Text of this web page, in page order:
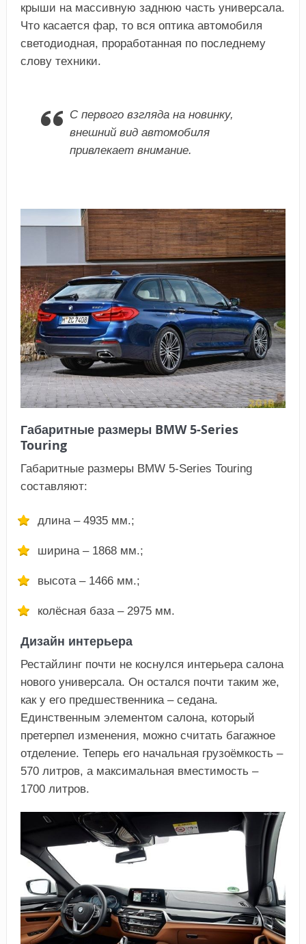
крыши на массивную заднюю часть универсала.
Что касается фар, то вся оптика автомобиля
светодиодная, проработанная по последнему
слову техники.
С первого взгляда на новинку,
внешний вид автомобиля
привлекает внимание.
Габаритные размеры BMW 5-Series
Touring
Габаритные размеры BMW 5-Series Touring
составляют:
длина – 4935 мм.;
ширина – 1868 мм.;
высота – 1466 мм.;
колёсная база – 2975 мм.
Дизайн интерьера
Рестайлинг почти не коснулся интерьера салона
нового универсала. Он остался почти таким же,
как у его предшественника – седана.
Единственным элементом салона, который
претерпел изменения, можно считать багажное
отделение. Теперь его начальная грузоёмкость –
570 литров, а максимальная вместимость –
1700 литров.